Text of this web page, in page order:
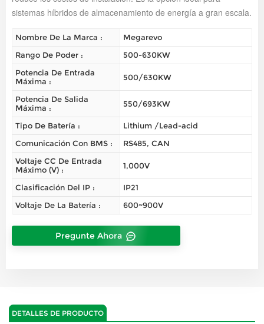
sistemas híbridos de almacenamiento de energía a gran escala.
Nombre De La Marca :
Megarevo
Rango De Poder :
500-630KW
Potencia De Entrada
Máxima :
500/630KW
Potencia De Salida
Máxima :
550/693KW
Tipo De Batería :
Lithium /Lead-acid
Comunicación Con BMS :
RS485, CAN
Voltaje CC De Entrada
Máximo (V) :
1,000V
Clasificación Del IP :
IP21
Voltaje De La Batería :
600~900V
Pregunte Ahora
DETALLES DE PRODUCTO